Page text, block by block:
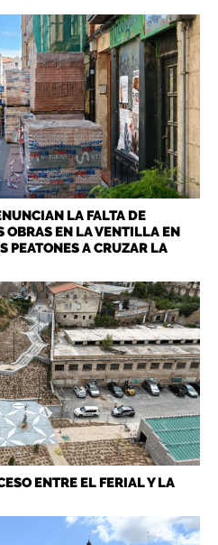
LA FALTA DE
OBRAS EN LA VENTILLA EN
PEATONES A CRUZAR LA
ENTRE EL FERIAL Y LA